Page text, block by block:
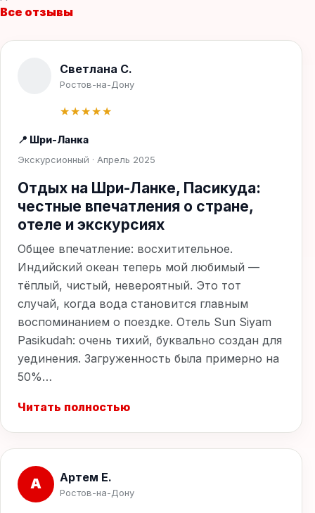
Все отзывы
Светлана С.
Ростов-на-Дону
★★★★★
📍 Шри-Ланка
Экскурсионный · Апрель 2025
Отдых на Шри-Ланке, Пасикуда:
честные впечатления о стране,
отеле и экскурсиях
Общее впечатление: восхитительное.
Индийский океан теперь мой любимый —
тёплый, чистый, невероятный. Это тот
случай, когда вода становится главным
воспоминанием о поездке. Отель Sun Siyam
Pasikudah: очень тихий, буквально создан для
уединения. Загруженность была примерно на
50%…
Читать полностью
А Артем Е.
Ростов-на-Дону